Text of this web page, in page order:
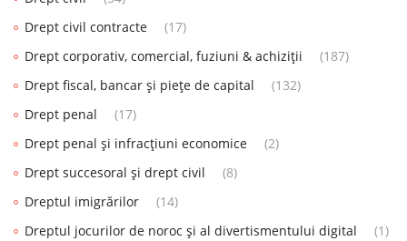
Drept civil contracte
(17)
Drept corporativ, comercial, fuziuni & achiziții
(187)
Drept fiscal, bancar și piețe de capital
(132)
Drept penal
(17)
Drept penal și infracțiuni economice
(2)
Drept succesoral și drept civil
(8)
Dreptul imigrărilor
(14)
Dreptul jocurilor de noroc și al divertismentului digital
(1)